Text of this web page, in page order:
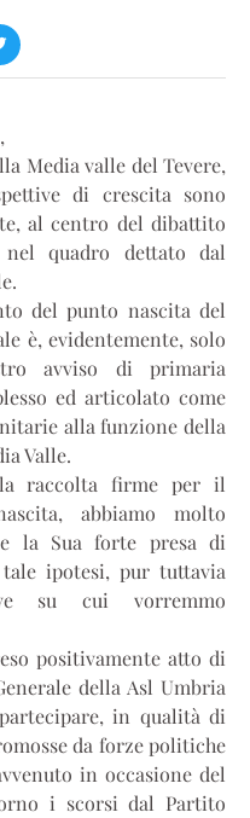
Media valle del Tevere,
di crescita sono
al centro del dibattito
quadro dettato dal
del punto nascita del
è, evidentemente, solo
avviso di primaria
ed articolato come
alla funzione della
Valle.
raccolta firme per il
abbiamo molto
la Sua forte presa di
ipotesi, pur tuttavia
su cui vorremmo
positivamente atto di
della Asl Umbria
in qualità di
da forze politiche
in occasione del
i scorsi dal Partito